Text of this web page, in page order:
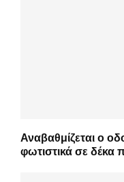
Αναβαθμίζεται ο
φωτιστικά σε δέκα